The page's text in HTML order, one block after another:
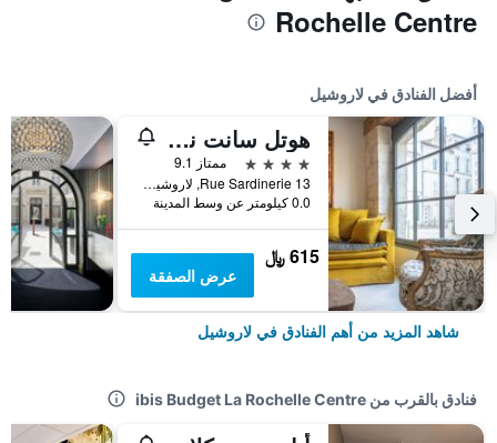
Rochelle Centre
أفضل الفنادق في لاروشيل
هوتل سانت نيكولاس
4 نجوم
ممتاز 9.1
13 Rue Sardinerie, لاروشيل, شارنت البحرية, فرنسا
0.0 كيلومتر عن وسط المدينة
615 ﷼
عرض الصفقة
شاهد المزيد من أهم الفنادق في لاروشيل
فنادق بالقرب من ibis Budget La Rochelle Centre